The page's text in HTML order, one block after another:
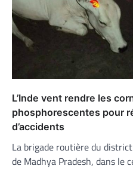
L’Inde vent rendre les
phosphorescentes pour
d’accidents
La brigade routière du
de Madhya Pradesh, dans le